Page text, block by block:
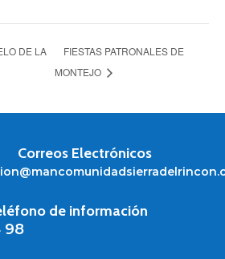
DE LA
FIESTAS PATRONALES DE
MONTEJO
Correos Electrónicos
de información
98